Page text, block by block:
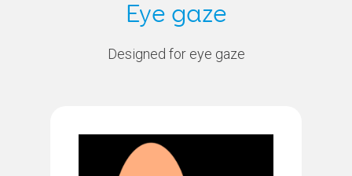
Online Grids
Log in
English
Eye gaze
Designed for eye gaze